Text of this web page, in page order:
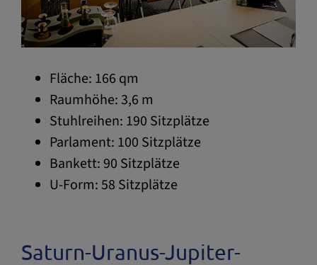
Fläche: 166 qm
Raumhöhe: 3,6 m
Stuhlreihen: 190 Sitzplätze
Parlament: 100 Sitzplätze
Bankett: 90 Sitzplätze
U-Form: 58 Sitzplätze
Saturn-Uranus-Jupiter-